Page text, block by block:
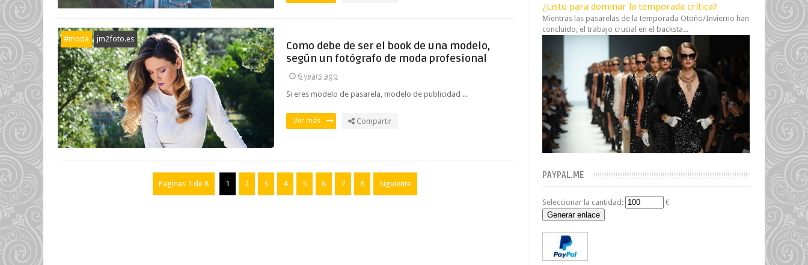
#moda jm2foto.es
Como debe de ser el book de una modelo,
según un fotógrafo de moda profesional
6 years ago
Si eres modelo de pasarela, modelo de publicidad ...
Ver más Compartir
Paginas 1 de 8 1 2 3 4 5 6 7 8 Siguiente
¿Listo para dominar la temporada crítica?
Mientras las pasarelas de la temporada Otoño/Invierno han
concluido, el trabajo crucial en el backsta...
PAYPAL.ME
Seleccionar la cantidad:
€
Generar enlace